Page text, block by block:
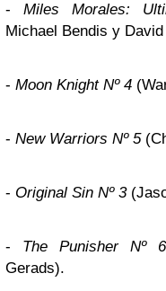
- Miles Morales:
Michael Bendis y
- Moon Knight Nº 4
- New Warriors Nº 5
- Original Sin Nº 3
- The Punisher Nº 6
Gerads).